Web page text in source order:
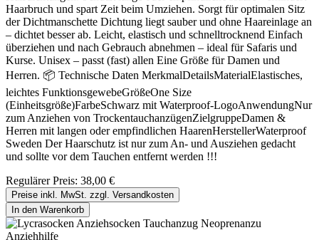
Haarbruch und spart Zeit beim Umziehen. Sorgt für optimalen Sitz
der Dichtmanschette Dichtung liegt sauber und ohne Haareinlage an
– dichtet besser ab. Leicht, elastisch und schnelltrocknend Einfach
überziehen und nach Gebrauch abnehmen – ideal für Safaris und
Kurse. Unisex – passt (fast) allen Eine Größe für Damen und
Herren. 📦 Technische Daten MerkmalDetailsMaterialElastisches,
leichtes FunktionsgewebeGrößeOne Size
(Einheitsgröße)FarbeSchwarz mit Waterproof-LogoAnwendungNur
zum Anziehen von TrockentauchanzügenZielgruppeDamen &
Herren mit langen oder empfindlichen HaarenHerstellerWaterproof
Sweden Der Haarschutz ist nur zum An- und Ausziehen gedacht
und sollte vor dem Tauchen entfernt werden !!!
Regulärer Preis: 38,00 €
Preise inkl. MwSt. zzgl. Versandkosten
In den Warenkorb